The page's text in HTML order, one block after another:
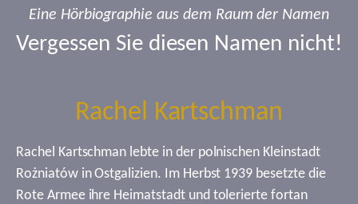
Eine Hörbiographie aus dem Raum der Namen
Vergessen Sie diesen Namen nicht!
Rachel Kartschman
Rachel Kartschman lebte in der polnischen Kleinstadt
Rożniatów in Ostgalizien. Im Herbst 1939 besetzte die
Rote Armee ihre Heimatstadt und tolerierte fortan